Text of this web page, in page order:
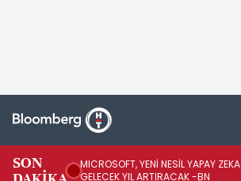
SON
MICROSOFT, YENİ NESİL YAPAY
GELECEK YIL ARTIRACAK -BN